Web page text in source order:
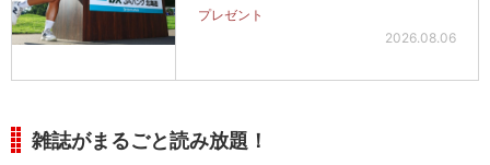
プレゼント
2026.08.06
雑誌がまるごと読み放題！